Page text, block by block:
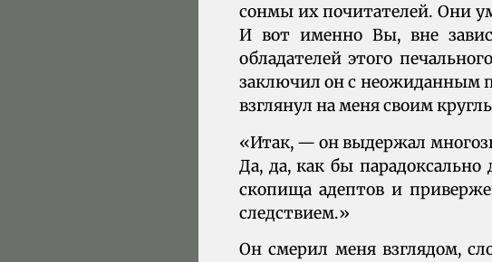
сонмы их почитателей. Они
И вот именно Вы, вне
обладателей этого
заключил он с неожиданным
взглянул на меня своим
«Итак, — он выдержал
Да, да, как бы парадоксально
скопища адептов и
следствием.»
Он смерил меня взглядом,